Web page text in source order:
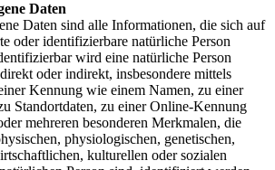
Daten
Daten sind alle Informationen, die sich auf
oder identifizierbare natürliche Person
wird eine natürliche Person
oder indirekt, insbesondere mittels
Kennung wie einem Namen, zu einer
Standortdaten, zu einer Online-Kennung
mehreren besonderen Merkmalen, die
physiologischen, genetischen,
kulturellen oder sozialen